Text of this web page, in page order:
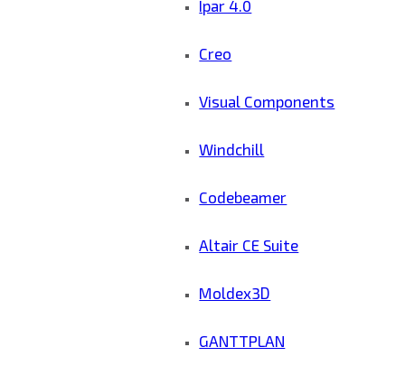
Ipar 4.0
Creo
Visual Components
Windchill
Codebeamer
Altair CE Suite
Moldex3D
GANTTPLAN